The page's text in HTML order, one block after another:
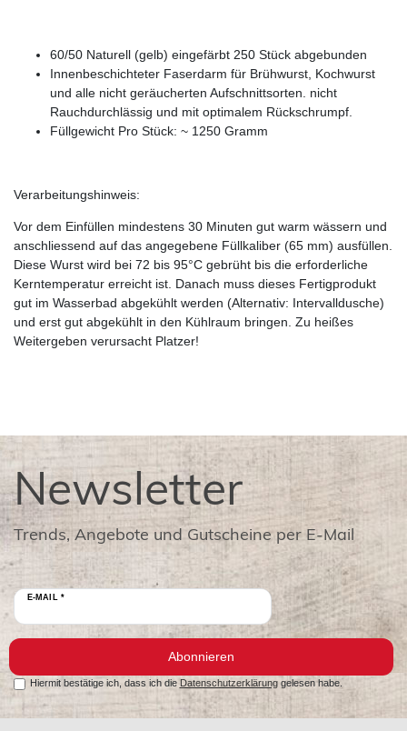
60/50 Naturell (gelb) eingefärbt 250 Stück abgebunden
Innenbeschichteter Faserdarm für Brühwurst, Kochwurst
und alle nicht geräucherten Aufschnittsorten. nicht
Rauchdurchlässig und mit optimalem Rückschrumpf.
Füllgewicht Pro Stück: ~ 1250 Gramm
Verarbeitungshinweis:
Vor dem Einfüllen mindestens 30 Minuten gut warm wässern und
anschliessend auf das angegebene Füllkaliber (65 mm) ausfüllen.
Diese Wurst wird bei 72 bis 95°C gebrüht bis die erforderliche
Kerntemperatur erreicht ist. Danach muss dieses Fertigprodukt
gut im Wasserbad abgekühlt werden (Alternativ: Intervalldusche)
und erst gut abgekühlt in den Kühlraum bringen. Zu heißes
Weitergeben verursacht Platzer!
Newsletter
Trends, Angebote und Gutscheine per E-Mail
E-MAIL *
Abonnieren
Hiermit bestätige ich, dass ich die Datenschutzerklärunggelesen habe.